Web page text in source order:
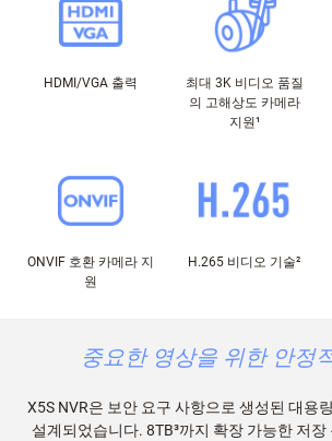
HDMI/VGA 출력
최대 3K 비디오 품질
의 고해상도 카메라
지원¹
ONVIF 호환 카메라 지
원
H.265 비디오 기술²
중요한 영상을 위한 안정
X5S NVR은 보안 요구 사항으로 생성된 대용
설계되었습니다. 8TB³까지 확장 가능한 저장